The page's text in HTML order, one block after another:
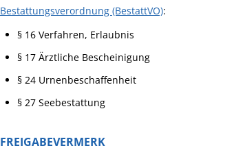
Bestattungsverordnung (BestattVO):
§ 16 Verfahren, Erlaubnis
§ 17 Ärztliche Bescheinigung
§ 24 Urnenbeschaffenheit
§ 27 Seebestattung
FREIGABEVERMERK